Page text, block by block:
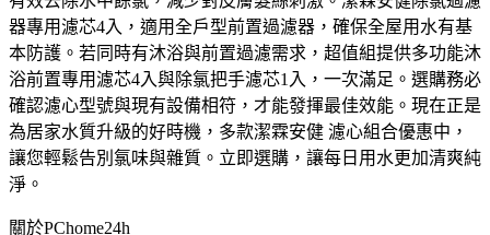
器專用濾芯4入，適用全戶型前置過濾器，確保全屋用水有基
本防護。若同時有沐浴與前置過濾需求，超值組提供多功能沐
浴前置專用濾芯4入與除氯把手濾芯1入，一次滿足。選購務必
確認濾心型號與現有設備相符，才能發揮最佳效能。現在正是
為居家水質升級的好時機，多款潔霖安健 濾心組合優惠中，
讓您輕鬆告別氯味與雜質。立即選購，讓每日用水更加清爽純
淨。
關於PChome24h